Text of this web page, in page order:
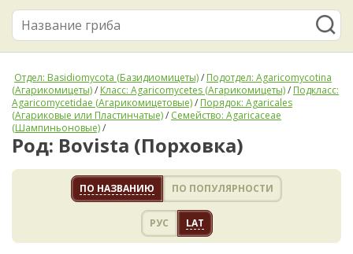
Отдел: Basidiomycota (Базидиомицеты)/ Подотдел: Agaricomycotina
(Агарикомицеты)/ Класс: Agaricomycetes (Агарикомицеты)/ Подкласс:
Agaricomycetidae (Агарикомицетовые)/ Порядок: Agaricales
(Агариковые или Пластинчатые)/ Семейство: Agaricaceae
(Шампиньоновые)/
Род: Bovista (Порховка)
ПО НАЗВАНИЮ ПО ПОПУЛЯРНОСТИ
РУС LAT